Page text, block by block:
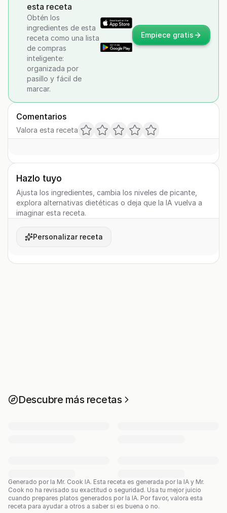
esta receta
Obtén los
ingredientes de esta
receta como una lista
de compras
inteligente:
organizada por
pasillo y fácil de
marcar.
Empiece gratis
Comentarios
Valora esta receta
Hazlo tuyo
Ajusta los ingredientes, cambia los niveles de picante,
explora alternativas dietéticas o deja que la IA vuelva a
imaginar esta receta.
Personalizar receta
Descubre más recetas
Generado por la Mr. Cook IA. Esta receta es generada por la IA y Mr.
Cook no ha revisado su exactitud o seguridad. Usa tu mejor juicio
cuando prepares platos generados por la IA. Por favor, valora esta
receta para ayudar a otros a saber si es buena o no.